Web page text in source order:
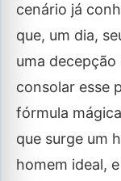
cenário já
que, um dia,
uma
consolar esse
fórmula
que surge um
homem ideal,